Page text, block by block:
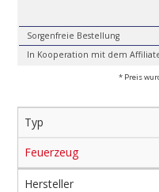
Sorgenfreie Bestellung
In Kooperation mit dem
* Preis
Typ
Feuerzeug
Hersteller